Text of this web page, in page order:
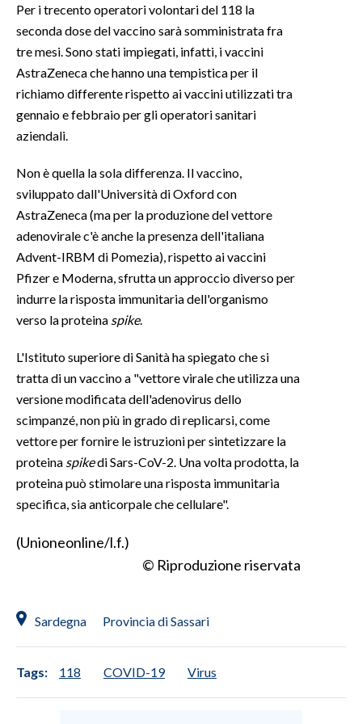
INFO AZIENDE
ABBONATI
NECROLOGI
PUBBLICITÀ
STORE
Per i trecento operatori volontari del 118 la
seconda dose del vaccino sarà somministrata fra
tre mesi. Sono stati impiegati, infatti, i vaccini
AstraZeneca che hanno una tempistica per il
richiamo differente rispetto ai vaccini utilizzati tra
gennaio e febbraio per gli operatori sanitari
aziendali.
Non è quella la sola differenza. Il vaccino,
sviluppato dall'Università di Oxford con
AstraZeneca (ma per la produzione del vettore
adenovirale c'è anche la presenza dell'italiana
Advent-IRBM di Pomezia), rispetto ai vaccini
Pfizer e Moderna, sfrutta un approccio diverso per
indurre la risposta immunitaria dell'organismo
verso la proteina spike.
L'Istituto superiore di Sanità ha spiegato che si
tratta di un vaccino a "vettore virale che utilizza una
versione modificata dell'adenovirus dello
scimpanzé, non più in grado di replicarsi, come
vettore per fornire le istruzioni per sintetizzare la
proteina spikedi Sars-CoV-2. Una volta prodotta, la
proteina può stimolare una risposta immunitaria
specifica, sia anticorpale che cellulare".
(Unioneonline/l.f.)
© Riproduzione riservata
Sardegna Provincia di Sassari
Tags: 118 COVID-19 Virus